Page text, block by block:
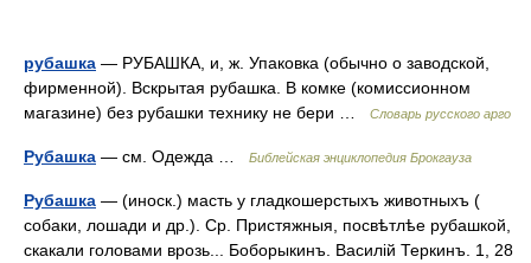
рубашка — РУБАШКА, и, ж. Упаковка (обычно о заводской,
фирменной). Вскрытая рубашка. В комке (комиссионном
магазине) без рубашки технику не бери …
Словарь русского арго
Рубашка — см. Одежда … Библейская энциклопедия Брокгауза
Рубашка — (иноск.) масть у гладкошерстыхъ животныхъ (
собаки, лошади и др.). Ср. Пристяжныя, посвѣтлѣе рубашкой,
скакали головами врозь... Боборыкинъ. Василій Теркинъ. 1, 28